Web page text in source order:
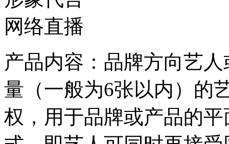
网络直播
产品内容：品牌方向艺
量（一般为6张以内）的
权，用于品牌或产品的